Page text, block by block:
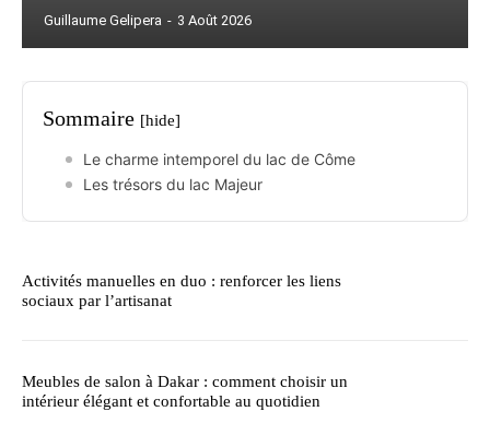
Guillaume Gelipera - 3 Août 2026
Sommaire [hide]
Le charme intemporel du lac de Côme
Les trésors du lac Majeur
Activités manuelles en duo : renforcer les liens
sociaux par l’artisanat
Meubles de salon à Dakar : comment choisir un
intérieur élégant et confortable au quotidien